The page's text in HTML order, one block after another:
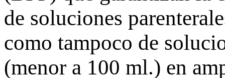
de soluciones
como tampoco de
(menor a 100 ml.) en